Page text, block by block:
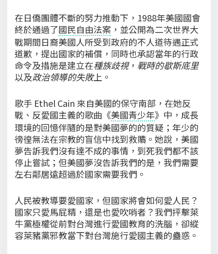
在日僑團體不斷的努力推動下，1988年美國國會
終於通過了國民自由法案 ，並公開為二次世界大
戰期間日裔美國人所受到政府的不人道待遇正式
道歉，提出國家的補償，同時也承認當年的行政
命令及措施是建立在種族歧視， 戰時的歇斯底里
以及政治領導的失敗上。
歌手 Ethel Cain 來自美國的保守南部，在她反
戰、反愛國主義的歌曲《美國青少年》中，成長
環境的回憶伴隨的是對美國夢的的質疑；年少的
徬徨無法在宗教的盲信中找到救贖。她說，美國
夢告訴我們沒有達不成的事情，到死我們都不該
停止嘗試；但美國夢沒告訴我們的是，我們需要
左右鄰居遠超過於國家需要我們。
人民被教導要愛國家，但國家將會如何愛人民？
國家只愛馬屁精，還是也愛吹哨者？我們抨擊萊
牛黨極權從前對台灣進行愛國教育的洗腦，卻縱
容萊豬黨邪教當下對台灣施行愛國主義的蠱惑。